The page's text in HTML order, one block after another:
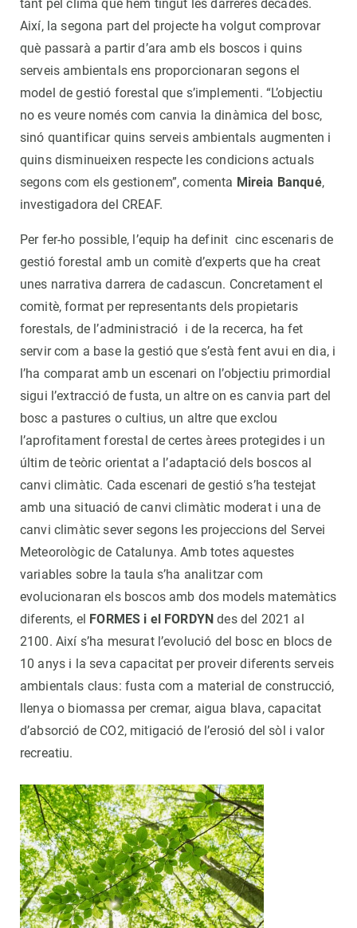
tant pel clima que hem tingut les darreres dècades.
Així, la segona part del projecte ha volgut comprovar
què passarà a partir d’ara amb els boscos i quins
serveis ambientals ens proporcionaran segons el
model de gestió forestal que s’implementi. “L’objectiu
no es veure només com canvia la dinàmica del bosc,
sinó quantificar quins serveis ambientals augmenten i
quins disminueixen respecte les condicions actuals
segons com els gestionem”, comenta Mireia Banqué,
investigadora del CREAF.
Per fer-ho possible, l’equip ha definit cinc escenaris de
gestió forestal amb un comitè d’experts que ha creat
unes narrativa darrera de cadascun. Concretament el
comitè, format per representants dels propietaris
forestals, de l’administració i de la recerca, ha fet
servir com a base la gestió que s’està fent avui en dia, i
l’ha comparat amb un escenari on l’objectiu primordial
sigui l’extracció de fusta, un altre on es canvia part del
bosc a pastures o cultius, un altre que exclou
l’aprofitament forestal de certes àrees protegides i un
últim de teòric orientat a l’adaptació dels boscos al
canvi climàtic. Cada escenari de gestió s’ha testejat
amb una situació de canvi climàtic moderat i una de
canvi climàtic sever segons les projeccions del Servei
Meteorològic de Catalunya. Amb totes aquestes
variables sobre la taula s’ha analitzar com
evolucionaran els boscos amb dos models matemàtics
diferents, el FORMES i el FORDYN des del 2021 al
2100. Així s’ha mesurat l’evolució del bosc en blocs de
10 anys i la seva capacitat per proveir diferents serveis
ambientals claus: fusta com a material de construcció,
llenya o biomassa per cremar, aigua blava, capacitat
d’absorció de CO2, mitigació de l’erosió del sòl i valor
recreatiu.